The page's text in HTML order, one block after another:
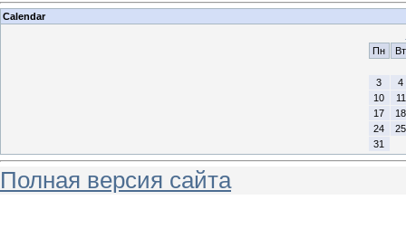
Calendar
Пн
Вт
3
4
10
11
17
18
24
25
31
Полная версия сайта